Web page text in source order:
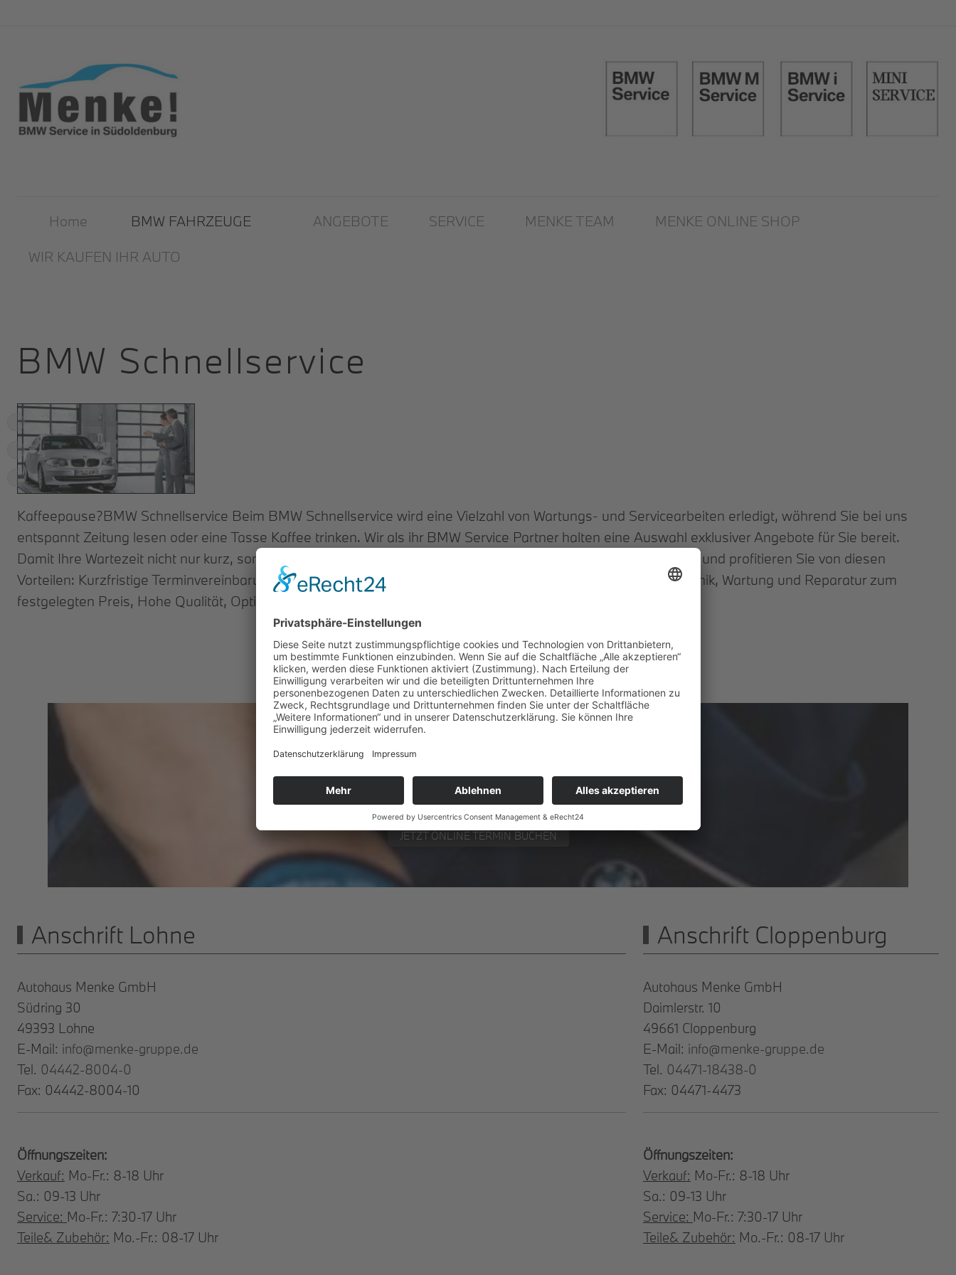
Home BMW FAHRZEUGE ANGEBOTE SERVICE MENKE TEAM
MENKE ONLINE SHOP
WIR KAUFEN IHR AUTO
BMW Schnellservice
Kaffeepause?BMW Schnellservice Beim BMW Schnellservice wird eine Vielzahl von Wartungs- und Servicearbeiten erledigt, während Sie bei uns
entspannt Zeitung lesen oder eine Tasse Kaffee trinken. Wir als ihr BMW Service Partner halten eine Auswahl exklusiver Angebote für Sie bereit.
Damit Ihre Wartezeit nicht nur kurz, sondern auch kurzweilig ist. Nutzen Sie unseren bequemen Schnellservice, und profitieren Sie von diesen
Vorteilen: Kurzfristige Terminvereinbarung, Optimale Zeitplanung, Uneingeschränkte Mobilität, Modernste Technik, Wartung und Reparatur zum
festgelegten Preis, Hohe Qualität, Optimale Kosten und Maximale Kompetenz. Quelle BMW
BMW UND MINI SERVICE
BEI MENKE! IN SÜDOLDENBURG
JETZT ONLINE TERMIN BUCHEN
Anschrift Lohne
Autohaus Menke GmbH
Südring 30
49393 Lohne
E-Mail: info@menke-gruppe.de
Tel. 04442-8004-0
Fax: 04442-8004-10
Öffnungszeiten:
Verkauf: Mo-Fr.: 8-18 Uhr
Sa.: 09-13 Uhr
Service: Mo-Fr.: 7:30-17 Uhr
Teile& Zubehör: Mo.-Fr.: 08-17 Uhr
Anschrift Cloppenburg
Autohaus Menke GmbH
Daimlerstr. 10
49661 Cloppenburg
E-Mail: info@menke-gruppe.de
Tel. 04471-18438-0
Fax: 04471-4473
Öffnungszeiten:
Verkauf: Mo-Fr.: 8-18 Uhr
Sa.: 09-13 Uhr
Service: Mo-Fr.: 7:30-17 Uhr
Teile& Zubehör: Mo.-Fr.: 08-17 Uhr